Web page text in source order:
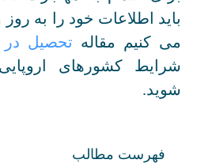
باید اطلاعات خود را به روز
می کنیم مقاله تحصیل در
شرایط کشورهای
شوید.
فهرست مطالب